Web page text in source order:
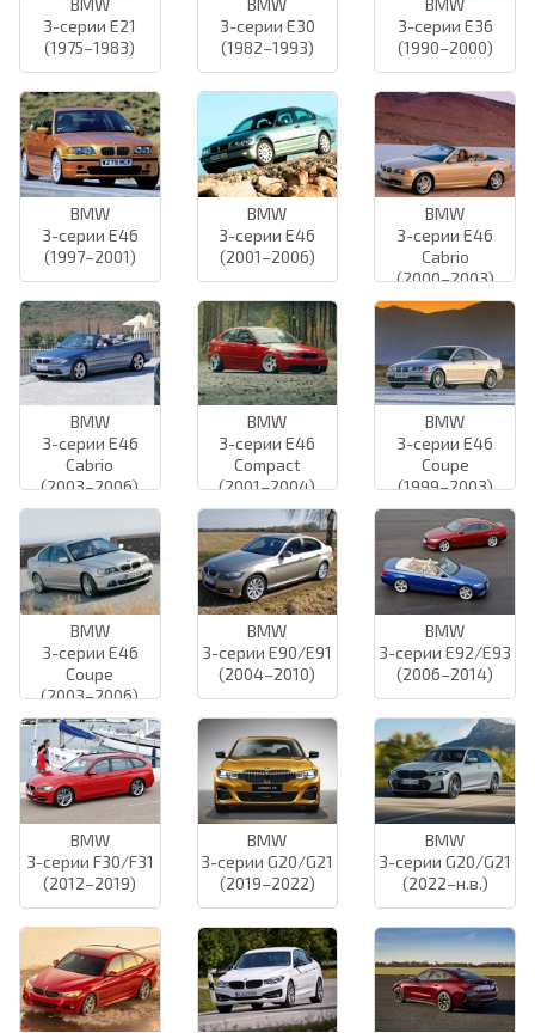
BMW
3-серии E21
(1975–1983)
BMW
3-серии E30
(1982–1993)
BMW
3-серии E36
(1990–2000)
BMW
3-серии E46
(1997–2001)
BMW
3-серии E46
(2001–2006)
BMW
3-серии E46
Cabrio
(2000–2003)
BMW
3-серии E46
Cabrio
(2003–2006)
BMW
3-серии E46
Compact
(2001–2004)
BMW
3-серии E46
Coupe
(1999–2003)
BMW
3-серии E46
Coupe
(2003–2006)
BMW
3-серии E90/E91
(2004–2010)
BMW
3-серии E92/E93
(2006–2014)
BMW
3-серии F30/F31
(2012–2019)
BMW
3-серии G20/G21
(2019–2022)
BMW
3-серии G20/G21
(2022–н.в.)